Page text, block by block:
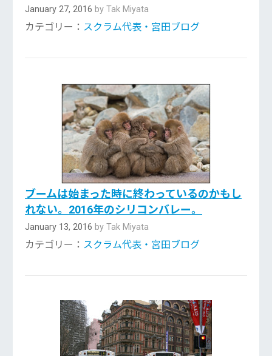
January 27, 2016 by Tak Miyata
カテゴリー： スクラム代表・宮田ブログ
ブームは始まった時に終わっているのかもし
れない。2016年のシリコンバレー。
January 13, 2016 by Tak Miyata
カテゴリー： スクラム代表・宮田ブログ